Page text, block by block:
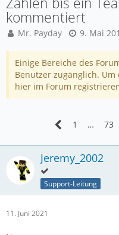
kommentiert
Mr. Payday 9. Mai
Einige Bereiche des
Benutzer zugänglich.
hier im Forum
1 … 73
Jeremy_2002
Support-Leitung
11. Juni 2021